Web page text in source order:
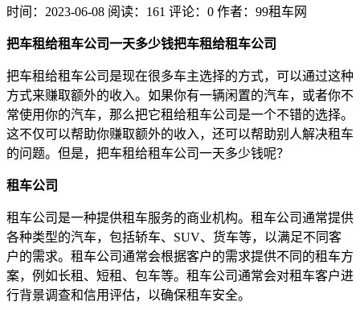
时间：2023-06-08 阅读：161 评论：0 作者：99租车网
把车租给租车公司一天多少钱把车租给租车公司
把车租给租车公司是现在很多车主选择的方式，可以通过这种
方式来赚取额外的收入。如果你有一辆闲置的汽车，或者你不
常使用你的汽车，那么把它租给租车公司是一个不错的选择。
这不仅可以帮助你赚取额外的收入，还可以帮助别人解决租车
的问题。但是，把车租给租车公司一天多少钱呢？
租车公司
租车公司是一种提供租车服务的商业机构。租车公司通常提供
各种类型的汽车，包括轿车、SUV、货车等，以满足不同客
户的需求。租车公司通常会根据客户的需求提供不同的租车方
案，例如长租、短租、包车等。租车公司通常会对租车客户进
行背景调查和信用评估，以确保租车安全。